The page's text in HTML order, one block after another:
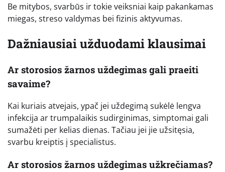
Be mitybos, svarbūs ir tokie veiksniai kaip pakankamas
miegas, streso valdymas bei fizinis aktyvumas.
Dažniausiai užduodami klausimai
Ar storosios žarnos uždegimas gali praeiti
savaime?
Kai kuriais atvejais, ypač jei uždegimą sukėlė lengva
infekcija ar trumpalaikis sudirginimas, simptomai gali
sumažėti per kelias dienas. Tačiau jei jie užsitęsia,
svarbu kreiptis į specialistus.
Ar storosios žarnos uždegimas užkrečiamas?